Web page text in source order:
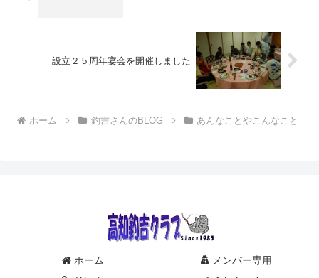
設立２５周年宴会を開催しました
ホーム 釣吉さんのBLOG あんなことやこんなこと
ホーム
メンバー専用